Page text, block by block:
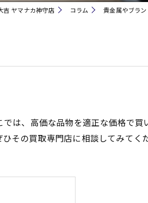
生前整理・遺品整理・終活
吉 ヤマナカ神守店 コラム 貴金属やブラ
は、高価な品物を適正な価格で買
その買取専門店に相談してみてく